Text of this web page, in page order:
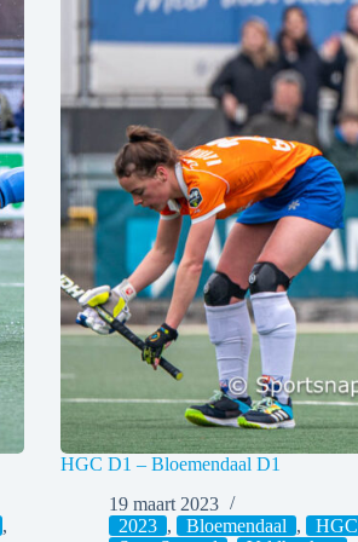
,
HGC D1 – Bloemendaal D1
19 maart 2023
2023 , Bloemendaal , HGC